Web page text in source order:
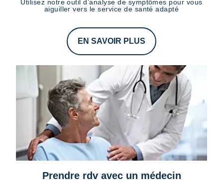
Utilisez notre outil d’analyse de symptômes pour vous
aiguiller vers le service de santé adapté
EN SAVOIR PLUS
Prendre rdv avec un médecin